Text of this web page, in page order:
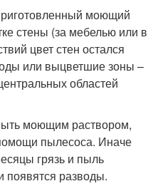
моющий
стены (за мебелью или в
цвет стен остался
или выцветшие зоны –
областей
моющим раствором,
пылесоса. Иначе
грязь и пыль
появятся разводы.